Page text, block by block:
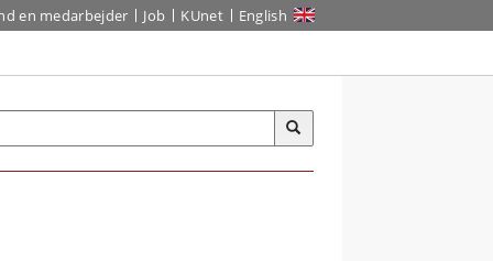
en medarbejder Job KUnet English